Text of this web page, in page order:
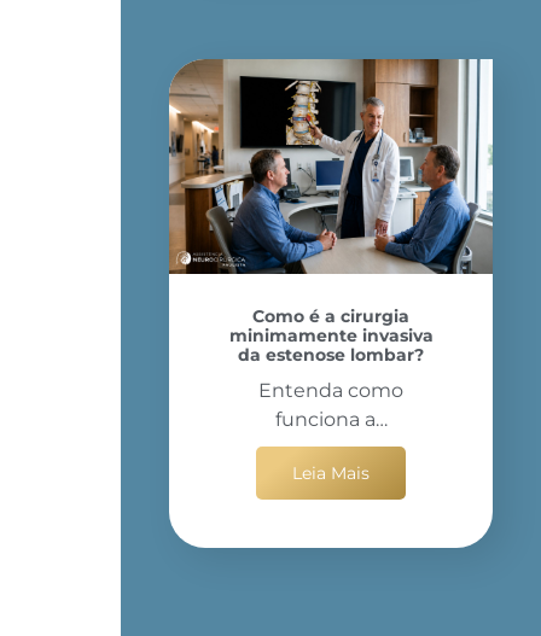
Como é a cirurgia
minimamente invasiva
da estenose lombar?
Entenda como
funciona a…
Leia Mais